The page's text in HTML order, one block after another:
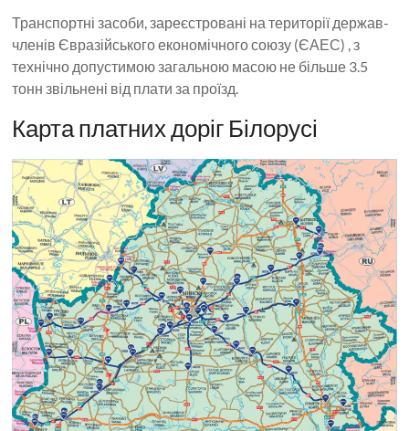
Транспортні засоби, зареєстровані на території держав-
членів Євразійського економічного союзу (ЄАЕС) , з
технічно допустимою загальною масою не більше 3.5
тонн звільнені від плати за проїзд.
Карта платних доріг Білорусі